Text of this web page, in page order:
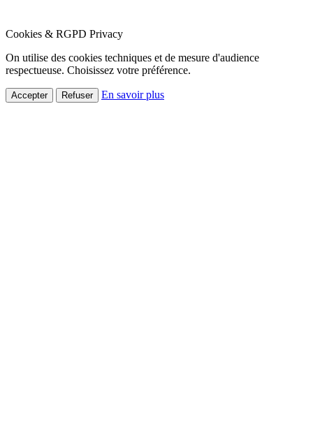
Cookies & RGPD Privacy
On utilise des cookies techniques et de mesure d'audience
respectueuse. Choisissez votre préférence.
Accepter Refuser En savoir plus